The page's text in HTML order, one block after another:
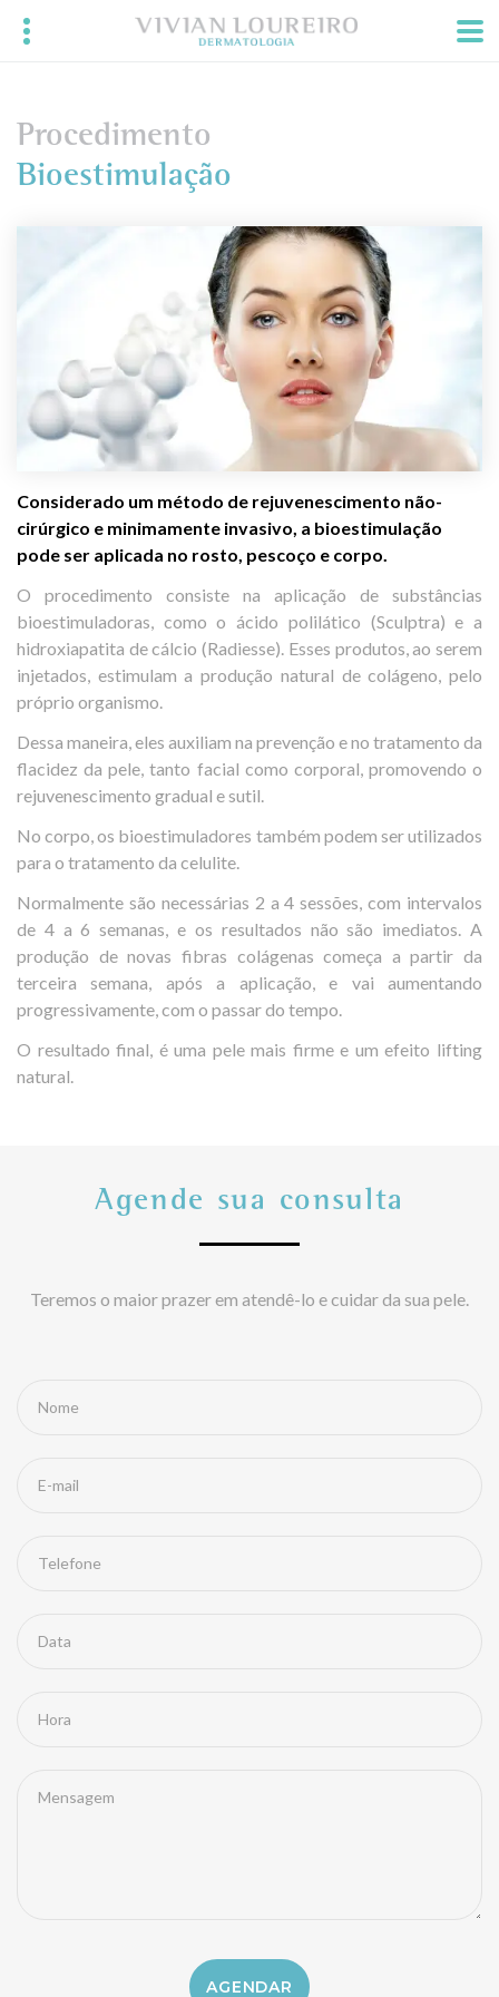
Procedimento
Bioestimulação
Considerado um método de rejuvenescimento não-
cirúrgico e minimamente invasivo, a bioestimulação
pode ser aplicada no rosto, pescoço e corpo.
O procedimento consiste na aplicação de substâncias
bioestimuladoras, como o ácido polilático (Sculptra) e a
hidroxiapatita de cálcio (Radiesse). Esses produtos, ao serem
injetados, estimulam a produção natural de colágeno, pelo
próprio organismo.
Dessa maneira, eles auxiliam na prevenção e no tratamento da
flacidez da pele, tanto facial como corporal, promovendo o
rejuvenescimento gradual e sutil.
No corpo, os bioestimuladores também podem ser utilizados
para o tratamento da celulite.
Normalmente são necessárias 2 a 4 sessões, com intervalos
de 4 a 6 semanas, e os resultados não são imediatos. A
produção de novas fibras colágenas começa a partir da
terceira semana, após a aplicação, e vai aumentando
progressivamente, com o passar do tempo.
O resultado final, é uma pele mais firme e um efeito lifting
natural.
Agende sua consulta
Teremos o maior prazer em atendê-lo e cuidar da sua pele.
Nome
E-mail
Telefone
Data
Hora
Mensagem
AGENDAR